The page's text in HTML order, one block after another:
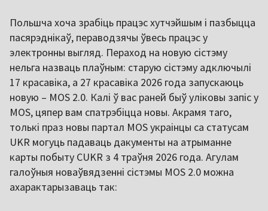
Польшча хоча зрабіць працэс хутчэйшым і пазбыцца
пасярэднікаў, пераводзячы ўвесь працэс у
электронны выгляд. Пераход на новую сістэму
нельга назваць плаўным: старую сістэму адключылі
17 красавіка, а 27 красавіка 2026 года запускаюць
новую – MOS 2.0. Калі ў вас раней быў уліковы запіс у
MOS, цяпер вам спатрэбіцца новы. Акрамя таго,
толькі праз новы партал MOS украінцы са статусам
UKR могуць падаваць дакументы на атрыманне
карты побыту CUKR з 4 траўня 2026 года. Агулам
галоўныя новаўвядзенні сістэмы MOS 2.0 можна
ахарактарызаваць так: